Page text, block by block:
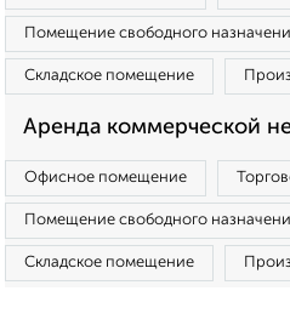
Помещение свободного
Складское помещение
Аренда коммерческой
Офисное помещение
Помещение свободного
Складское помещение